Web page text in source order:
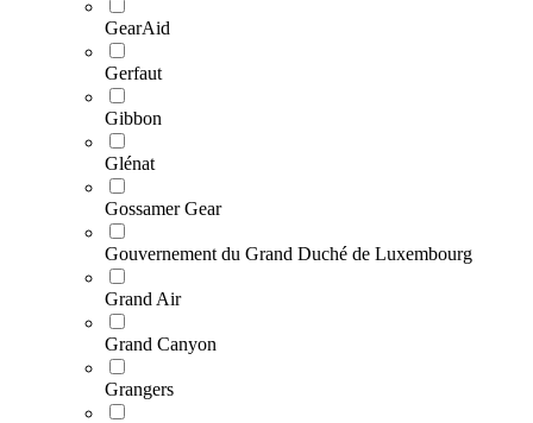
GearAid
Gerfaut
Gibbon
Glénat
Gossamer Gear
Gouvernement du Grand Duché de Luxembourg
Grand Air
Grand Canyon
Grangers